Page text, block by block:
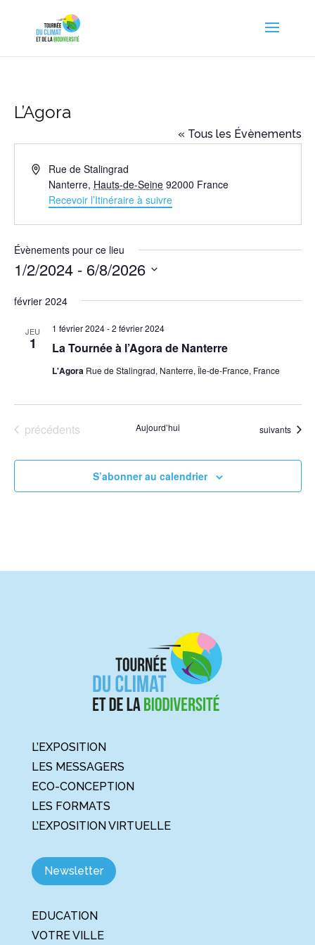
L’Agora
« Tous les Évènements
AdresseRue de Stalingrad
Nanterre, Hauts-de-Seine 92000 France
Recevoir l’Itinéraire à suivre
Évènements pour ce lieu
1/2/2024 - 6/8/2026
une
date.
février 2024
JEU
1 La Tournée à l’Agora de Nanterre
1 février 2024-2 février 2024
L'Agora Rue de Stalingrad, Nanterre, Île-de-France, France
Évènements
précédents Aujourd’hui Évènements
suivants
S’abonner au calendrier
L’EXPOSITION
LES MESSAGERS
ECO-CONCEPTION
LES FORMATS
L’EXPOSITION VIRTUELLE
Newsletter
EDUCATION
VOTRE VILLE